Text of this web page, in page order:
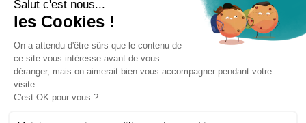
Exclusif